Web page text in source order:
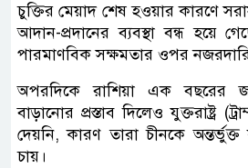
চুক্তির মেয়াদ শেষ হওয়ার কারণে
আদান-প্রদানের ব্যবস্থা বন্ধ হয়ে
পারমাণবিক সক্ষমতার ওপর
অপরদিকে রাশিয়া এক বছরের
বাড়ানোর প্রস্তাব দিলেও যুক্তরাষ্ট্র
দেয়নি, কারণ তারা চীনকে
চায়।